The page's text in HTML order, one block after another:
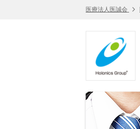
医療法人医誠会